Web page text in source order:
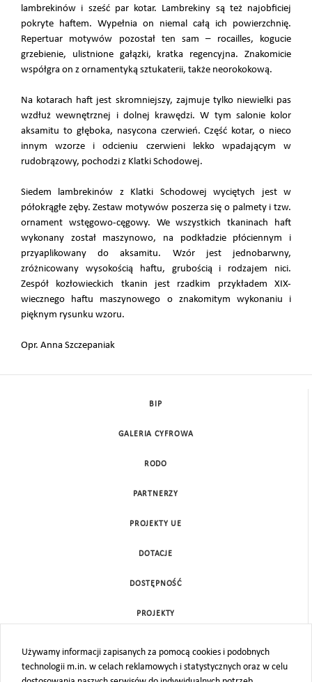
lambrekinów i sześć par kotar. Lambrekiny są też najobficiej
pokryte haftem. Wypełnia on niemal całą ich powierzchnię.
Repertuar motywów pozostał ten sam – rocailles, kogucie
grzebienie, ulistnione gałązki, kratka regencyjna. Znakomicie
współgra on z ornamentyką sztukaterii, także neorokokową.
Na kotarach haft jest skromniejszy, zajmuje tylko niewielki pas
wzdłuż wewnętrznej i dolnej krawędzi. W tym salonie kolor
aksamitu to głęboka, nasycona czerwień. Część kotar, o nieco
innym wzorze i odcieniu czerwieni lekko wpadającym w
rudobrązowy, pochodzi z Klatki Schodowej.
Siedem lambrekinów z Klatki Schodowej wyciętych jest w
półokrągłe zęby. Zestaw motywów poszerza się o palmety i tzw.
ornament wstęgowo-cęgowy. We wszystkich tkaninach haft
wykonany został maszynowo, na podkładzie płóciennym i
przyaplikowany do aksamitu. Wzór jest jednobarwny,
zróżnicowany wysokością haftu, grubością i rodzajem nici.
Zespół kozłowieckich tkanin jest rzadkim przykładem XIX-
wiecznego haftu maszynowego o znakomitym wykonaniu i
pięknym rysunku wzoru.
Opr. Anna Szczepaniak
Używamy informacji zapisanych za pomocą cookies i podobnych
technologii m.in. w celach reklamowych i statystycznych oraz w celu
BIP
GALERIA CYFROWA
RODO
PARTNERZY
PROJEKTY UE
DOTACJE
DOSTĘPNOŚĆ
PROJEKTY
MAPA STRONY